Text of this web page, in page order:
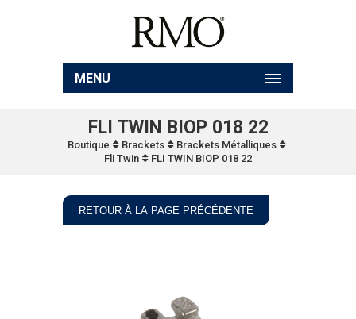
MENU
FLI TWIN BIOP 018 22
Boutique Brackets
Brackets Métalliques
Fli Twin
FLI TWIN BIOP 018 22
RETOUR À LA PAGE PRÉCÉDENTE